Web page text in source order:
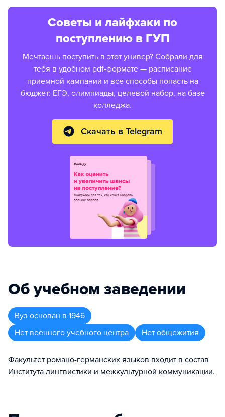
Советы и лайфхаки по
поступлению в ГУП
Мечтаешь поступить в этот универ? Собрали для
тебя в удобном pdf-формате — расписание
приемной кампании и все способы попасть на
бюджет: ЕГЭ, олимпиады, целевой набор, на базе
колледжа.
Скачать в Telegram
Об учебном заведении
Вуз основан в 1946
Нет военного учебного центра
Нет общежития
Факультет романо-германских языков входит в состав
Института лингвистики и межкультурной коммуникации.